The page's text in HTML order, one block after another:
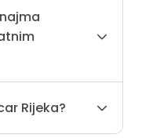
Rijeka?